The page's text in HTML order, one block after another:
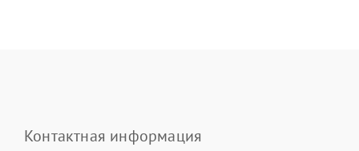
Контактная информация